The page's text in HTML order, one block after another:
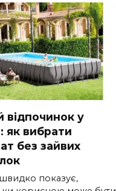
відпочинок у
як вибрати
без зайвих
показує,